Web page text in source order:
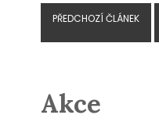
PŘEDCHOZÍ ČLÁNEK
Akce